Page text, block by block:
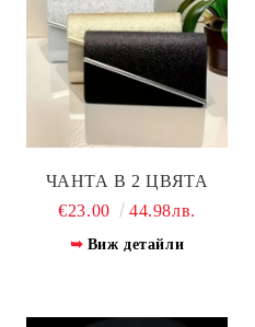
ЧАНТА В 2 ЦВЯТА
€23.00
44.98лв.
Виж детайли